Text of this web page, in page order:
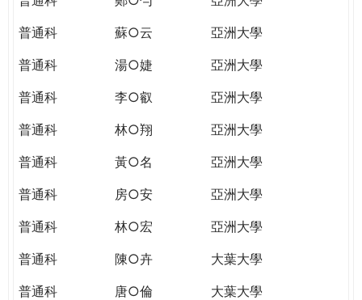
普通科
蘇○云
亞洲大學
普通科
湯○婕
亞洲大學
普通科
李○叡
亞洲大學
普通科
林○翔
亞洲大學
普通科
黃○名
亞洲大學
普通科
房○安
亞洲大學
普通科
林○宏
亞洲大學
普通科
陳○卉
大葉大學
普通科
唐○倫
大葉大學